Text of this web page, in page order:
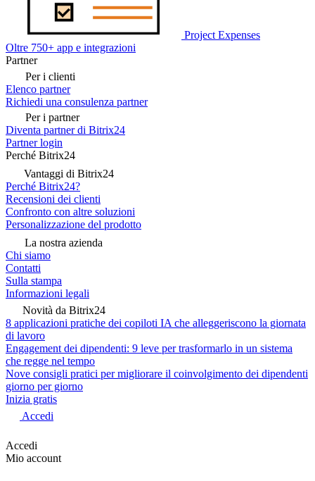
Project Expenses
Oltre 750+ app e integrazioni
Partner
Per i clienti
Elenco partner
Richiedi una consulenza partner
Per i partner
Diventa partner di Bitrix24
Partner login
Perché Bitrix24
Vantaggi di Bitrix24
Perché Bitrix24?
Recensioni dei clienti
Confronto con altre soluzioni
Personalizzazione del prodotto
La nostra azienda
Chi siamo
Contatti
Sulla stampa
Informazioni legali
Novità da Bitrix24
8 applicazioni pratiche dei copiloti IA che alleggeriscono la giornata
di lavoro
Engagement dei dipendenti: 9 leve per trasformarlo in un sistema
che regge nel tempo
Nove consigli pratici per migliorare il coinvolgimento dei dipendenti
giorno per giorno
Inizia gratis
Accedi
Accedi
Mio account